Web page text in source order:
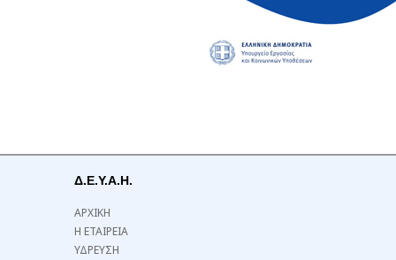
Δ.Ε.Υ.Α.Η.
ΑΡΧΙΚΗ
Η ΕΤΑΙΡΕΙΑ
ΥΔΡΕΥΣΗ